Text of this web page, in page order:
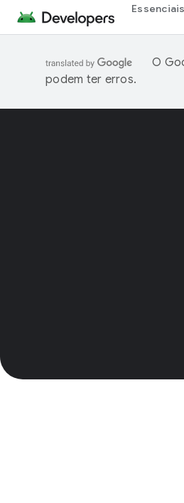
Essenciais
O
podem ter erros.